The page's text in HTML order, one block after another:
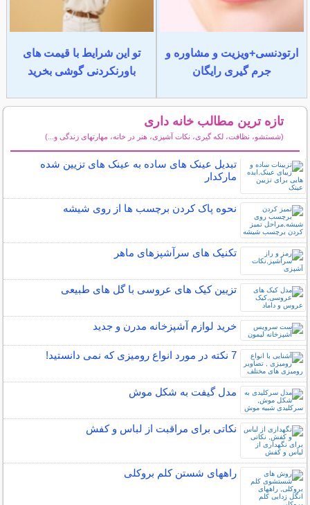
ارتودنسی+ویزیت و مشاوره و
جرم گیری رایگان
تو این شرایط با قیمت های
باورنکردنی گوشی بخرید
تازه ترین مطالب خانه داری
(شستشو، نظافت، لکه گیری، نکات آشپزی، هنر در خانه، مهارتهای زندگی و...)
تبدیل عینک های ساده به عینک های تزیین شده
مارکدار
نحوه پاک کردن برچسب ها از روی شیشه
تکنیک های سرآشپزهای ماهر
تزیین کیک های عروسی با گل های طبیعی
خرید لوازم آشپزخانه مدرن و جدید
7 نکته در مورد انواع رومیزی که نمی دانستید!
مدل گیفت به شکل موش
نکاتی برای مراقبت از لباس و کفش
راههای شستن کلم بروکلی